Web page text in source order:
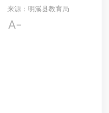
来源：明溪县教育局
